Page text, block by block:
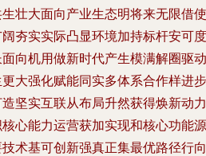
壮大面向产业生态明将来无限借使
夯实实际凸显环境加持标杆安可度
向机用做新时代产生模满解圈驱动
大强化赋能同实多体系合作样进步
坚实互联从布局升然获得焕新动力
心能力运营获加实现和核心功能源
术基可创新强真正集最优路径行向